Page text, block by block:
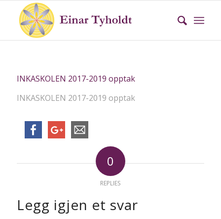
INKASKOLEN 2017-2019 opptak
INKASKOLEN 2017-2019 opptak
0
REPLIES
Legg igjen et svar